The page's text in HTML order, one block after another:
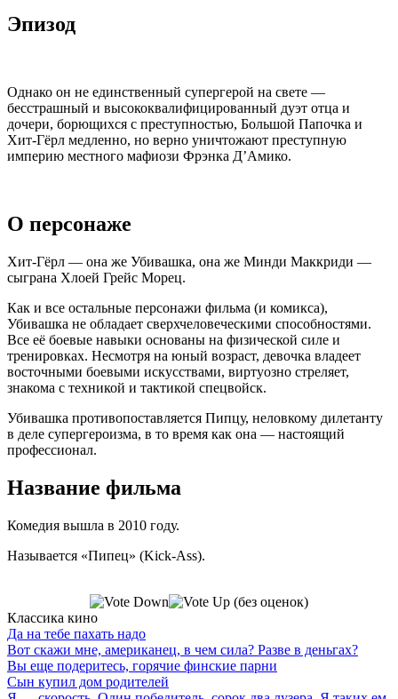
Эпизод
Однако он не единственный супергерой на свете —
бесстрашный и высококвалифицированный дуэт отца и
дочери, борющихся с преступностью, Большой Папочка и
Хит-Гёрл медленно, но верно уничтожают преступную
империю местного мафиози Фрэнка Д’Амико.
О персонаже
Хит-Гёрл — она же Убивашка, она же Минди Маккриди —
сыграна Хлоей Грейс Морец.
Как и все остальные персонажи фильма (и комикса),
Убивашка не обладает сверхчеловеческими способностями.
Все её боевые навыки основаны на физической силе и
тренировках. Несмотря на юный возраст, девочка владеет
восточными боевыми искусствами, виртуозно стреляет,
знакома с техникой и тактикой спецвойск.
Убивашка противопоставляется Пипцу, неловкому дилетанту
в деле супергероизма, в то время как она — настоящий
профессионал.
Название фильма
Комедия вышла в 2010 году.
Называется «Пипец» (Kick-Ass).
(без оценок)
Классика кино
Да на тебе пахать надо
Вот скажи мне, американец, в чем сила? Разве в деньгах?
Вы еще подеритесь, горячие финские парни
Сын купил дом родителей